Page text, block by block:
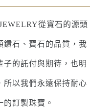
從寶石的源頭
鑽石、寶石的品質，我
的託付與期待，也明
所以我們永遠保持耐心
訂製珠寶。